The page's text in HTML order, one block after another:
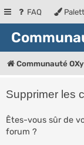
FAQ
Communauté
Supprimer les
Êtes-vous sûr de
forum ?